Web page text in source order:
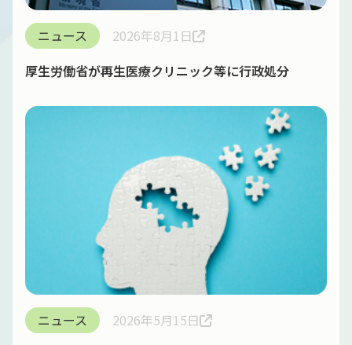
ニュース 2026年8月1日
厚生労働省が再生医療クリニック等に行政処分
ニュース
2026年5月15日